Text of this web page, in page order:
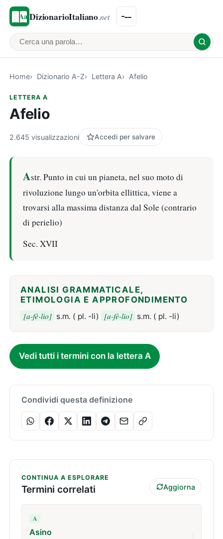
DizionarioItaliano.net
Cerca una parola
Home Dizionario A-Z Lettera A Afelio
LETTERA A
Afelio
2.645 visualizzazioni Accedi per salvare
Astr. Punto in cui un pianeta, nel suo moto di
rivoluzione lungo un'orbita ellittica, viene a
trovarsi alla massima distanza dal Sole (contrario
di perielio)
Sec. XVII
ANALISI GRAMMATICALE,
ETIMOLOGIA E APPROFONDIMENTO
[a-fè-lio] s.m. ( pl. -li) [a-fè-lio] s.m. ( pl. -li)
Vedi tutti i termini con la lettera A
Condividi questa definizione
CONTINUA A ESPLORARE
Termini correlati Aggiorna
A
Asino